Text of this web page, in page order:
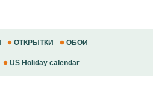
ОТКРЫТКИ ОБОИ
US Holiday calendar